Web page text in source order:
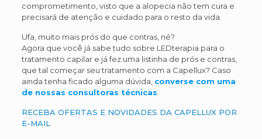
comprometimento, visto que a alopecia não tem cura e
precisará de atenção e cuidado para o resto da vida.
Ufa, muito mais prós do que contras, né?
Agora que você já sabe tudo sobre LEDterapia para o
tratamento capilar e já fez uma listinha de prós e contras,
que tal começar seu tratamento com a Capellux? Caso
ainda tenha ficado alguma dúvida, converse com uma
de nossas consultoras técnicas
RECEBA OFERTAS E NOVIDADES DA CAPELLUX POR
E-MAIL